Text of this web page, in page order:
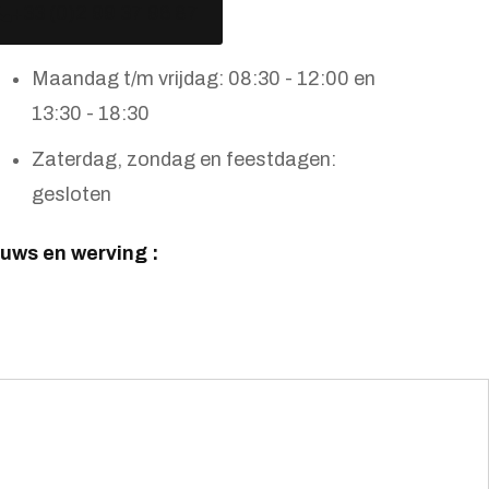
Maandag t/m vrijdag: 08:30 - 12:00 en
13:30 - 18:30
Zaterdag, zondag en feestdagen:
gesloten
en werving :